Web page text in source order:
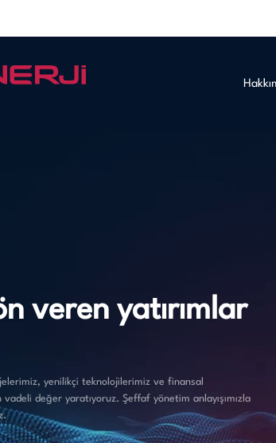
veren yatırımlar
yenilikçi teknolojilerimiz ve finansal
vadeli değer yaratıyoruz. Şeffaf yönetim anlayışımızla